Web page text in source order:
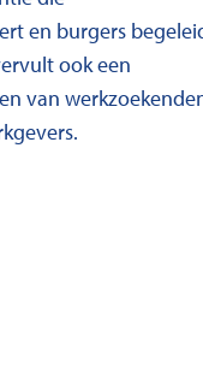
en burgers
ook een
van